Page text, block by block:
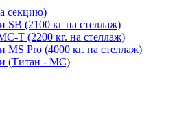
секцию)
SB (2100 кг на стеллаж)
Т (2200 кг. на стеллаж)
MS Pro (4000 кг. на стеллаж)
(Титан - МС)